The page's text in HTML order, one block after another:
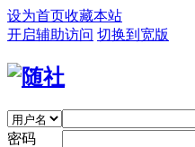
设为首页收藏本站
开启辅助访问 切换到宽版
密码